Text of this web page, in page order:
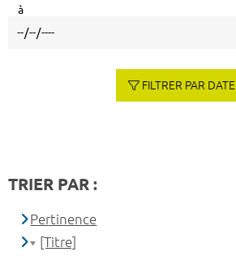
à
FILTRER PAR DATE
TRIER PAR :
Pertinence
[Titre]